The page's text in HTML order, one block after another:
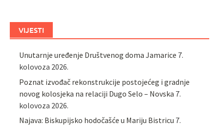
VIJESTI
Unutarnje uređenje Društvenog doma Jamarice 7.
kolovoza 2026.
Poznat izvođač rekonstrukcije postojećeg i gradnje
novog kolosjeka na relaciji Dugo Selo – Novska 7.
kolovoza 2026.
Najava: Biskupijsko hodočašće u Mariju Bistricu 7.